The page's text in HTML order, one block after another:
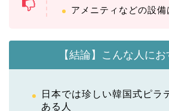
アメニティなどの設
【結論】こんな人にお
日本では珍しい韓国式ピラ
ある人